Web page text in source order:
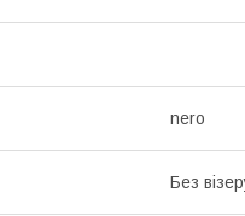
nero
Без